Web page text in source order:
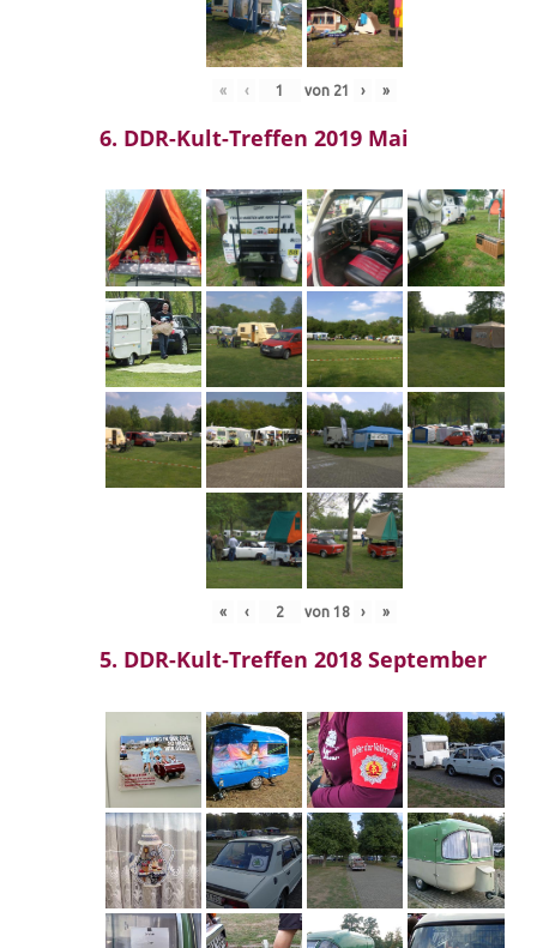
« ‹ von 21 › »
6. DDR-Kult-Treffen 2019 Mai
« ‹ von 18 › »
5. DDR-Kult-Treffen 2018 September